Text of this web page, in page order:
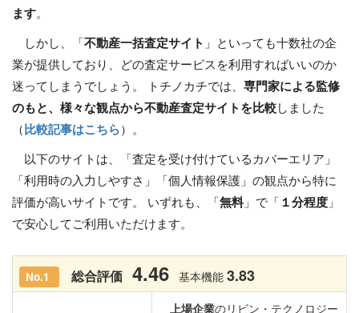
ます。
しかし、「 不動産一括査定サイト 」といっても十数社の企
業が提供しており、どの査定サービスを利用すればいいのか
迷ってしまうでしょう。 トチノカチでは、 専門家による監修
のもと、様々な観点から不動産査定サイトを比較 しました
（ 比較記事はこちら ）。
以下のサイトは、「査定を受け付けているカバーエリア」
「利用時の入力しやすさ」「個人情報保護」の観点から特に
評価が高いサイトです。 いずれも、「 無料」で「 １分程度 」
で安心してご利用いただけます。